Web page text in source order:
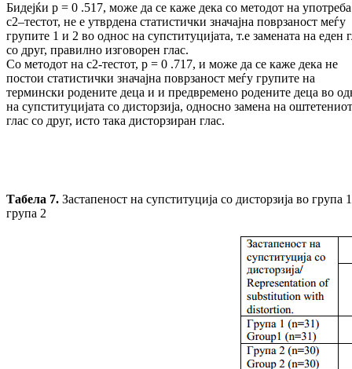
Бидејќи p = 0 .517, може да се каже дека со методот на
c2–тестот, не е утврдена статистички значајна поврзаност меѓу
групите 1 и 2 во однос на супституцијата, т.е замената на еден
со друг, правилно изговорен глас.
Со методот на c2-тестот, p = 0 .717, и може да се каже дека не
постои статистички значајна поврзаност меѓу групите на
термински родените деца и и предвремено родените деца во
на супституцијата со дисторзија, односно замена на оштетениот
глас со друг, исто така дисторзиран глас.
Табела 7. Застапеност на супституција со дисторзија во група
група 2